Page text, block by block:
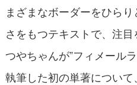
まざまなボーダーをひら
さをもつテキストで、注
つやちゃんが”フィメール
執筆した初の単著につい